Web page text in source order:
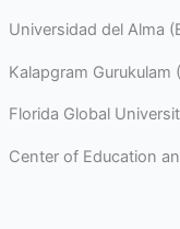
Universidad del Alma
Kalapgram Gurukulam
Florida Global
Center of Education